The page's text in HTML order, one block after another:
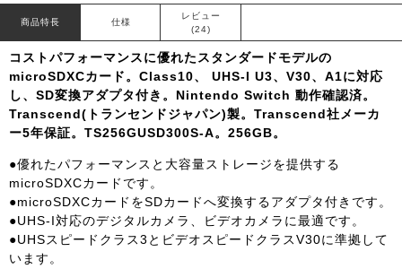
商品特長 仕様
レビュー
(24)
コストパフォーマンスに優れたスタンダードモデルの
microSDXCカード。Class10、 UHS-I U3、V30、A1に対応
し、SD変換アダプタ付き。Nintendo Switch 動作確認済。
Transcend(トランセンドジャパン)製。Transcend社メーカ
ー5年保証。TS256GUSD300S-A。256GB。
●優れたパフォーマンスと大容量ストレージを提供する
microSDXCカードです。
●microSDXCカードをSDカードへ変換するアダプタ付きです。
●UHS-I対応のデジタルカメラ、ビデオカメラに最適です。
●UHSスピードクラス3とビデオスピードクラスV30に準拠して
います。